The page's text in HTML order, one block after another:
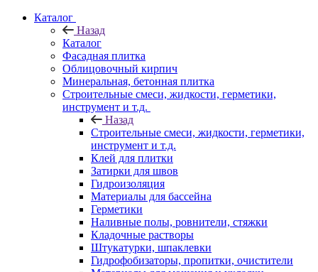
Каталог
Назад
Каталог
Фасадная плитка
Облицовочный кирпич
Минеральная, бетонная плитка
Строительные смеси, жидкости, герметики,
инструмент и т.д.
Назад
Строительные смеси, жидкости, герметики,
инструмент и т.д.
Клей для плитки
Затирки для швов
Гидроизоляция
Материалы для бассейна
Герметики
Наливные полы, ровнители, стяжки
Кладочные растворы
Штукатурки, шпаклевки
Гидрофобизаторы, пропитки, очистители